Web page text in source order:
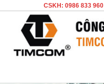
CSKH: 0986 833 960